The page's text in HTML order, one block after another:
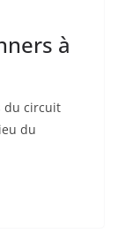
à
du circuit
du